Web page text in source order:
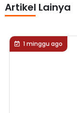
Artikel Lainya
1 minggu ago